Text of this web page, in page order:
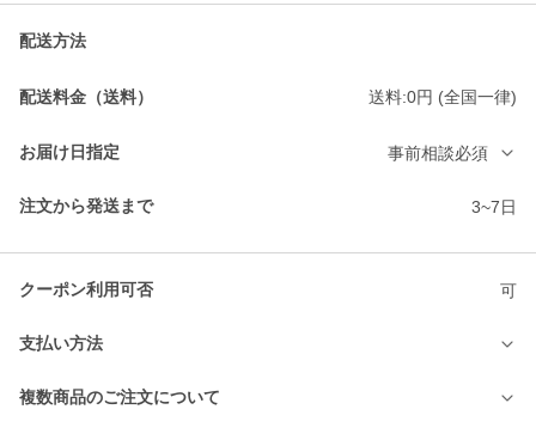
配送方法
配送料金（送料） 送料:0円 (全国一律)
お届け日指定 事前相談必須
注文から発送まで 3~7日
クーポン利用可否 可
支払い方法
複数商品のご注文について